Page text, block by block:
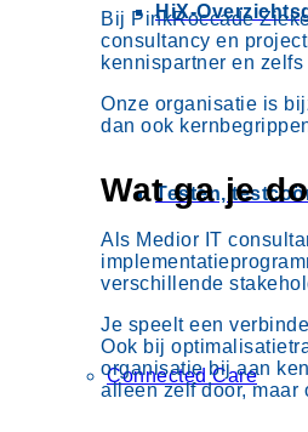
HiX-
Testen,
Connected Care
Bij PinkRoccade
consultancy en
kennispartner en
Onze organisatie is
dan ook
Wat ga je
Als Medior IT
verschillende
Je speelt een
Ook bij
organisatie bij aan
alleen zelf door, maar